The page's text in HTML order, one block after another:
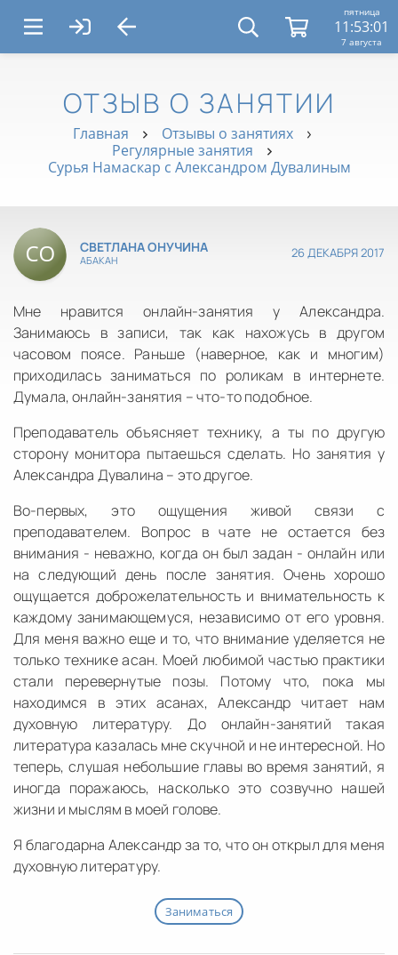
пятница
11:53:02
7 августа
ОТЗЫВ О ЗАНЯТИИ
Главная
Отзывы о занятиях
Регулярные занятия
Сурья Намаскар с Александром Дувалиным
СВЕТЛАНА ОНУЧИНА
АБАКАН 26 ДЕКАБРЯ 2017
Мне нравится онлайн-занятия у Александра.
Занимаюсь в записи, так как нахожусь в другом
часовом поясе. Раньше (наверное, как и многим)
приходилась заниматься по роликам в интернете.
Думала, онлайн-занятия – что-то подобное.
Преподаватель объясняет технику, а ты по другую
сторону монитора пытаешься сделать. Но занятия у
Александра Дувалина – это другое.
Во-первых, это ощущения живой связи с
преподавателем. Вопрос в чате не остается без
внимания - неважно, когда он был задан - онлайн или
на следующий день после занятия. Очень хорошо
ощущается доброжелательность и внимательность к
каждому занимающемуся, независимо от его уровня.
Для меня важно еще и то, что внимание уделяется не
только технике асан. Моей любимой частью практики
стали перевернутые позы. Потому что, пока мы
находимся в этих асанах, Александр читает нам
духовную литературу. До онлайн-занятий такая
литература казалась мне скучной и не интересной. Но
теперь, слушая небольшие главы во время занятий, я
иногда поражаюсь, насколько это созвучно нашей
жизни и мыслям в моей голове.
Я благодарна Александр за то, что он открыл для меня
духовную литературу.
Заниматься